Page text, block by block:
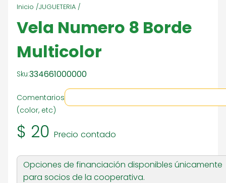
Inicio /JUGUETERIA /
Vela Numero 8 Borde
Multicolor
Sku:334661000000
Comentarios
(color, etc)
$ 20 Precio contado
Opciones de financiación disponibles únicamente
para socios de la cooperativa.